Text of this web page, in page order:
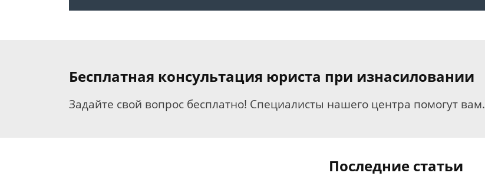
Бесплатная консультация юриста при изнасиловании
Задайте свой вопрос бесплатно! Специалисты нашего центра помогут вам.
Последние статьи